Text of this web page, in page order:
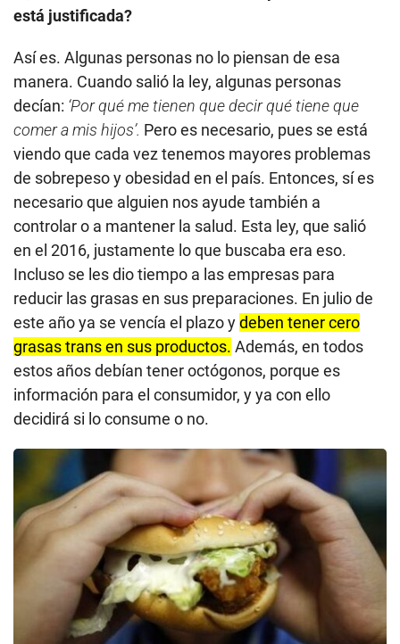
está justificada?
Así es. Algunas personas no lo piensan de esa
manera. Cuando salió la ley, algunas personas
decían: ‘Por qué me tienen que decir qué tiene que
comer a mis hijos’. Pero es necesario, pues se está
viendo que cada vez tenemos mayores problemas
de sobrepeso y obesidad en el país. Entonces, sí es
necesario que alguien nos ayude también a
controlar o a mantener la salud. Esta ley, que salió
en el 2016, justamente lo que buscaba era eso.
Incluso se les dio tiempo a las empresas para
reducir las grasas en sus preparaciones. En julio de
este año ya se vencía el plazo ydeben tener cero
grasas trans en sus productos. Además, en todos
estos años debían tener octógonos, porque es
información para el consumidor, y ya con ello
decidirá si lo consume o no.